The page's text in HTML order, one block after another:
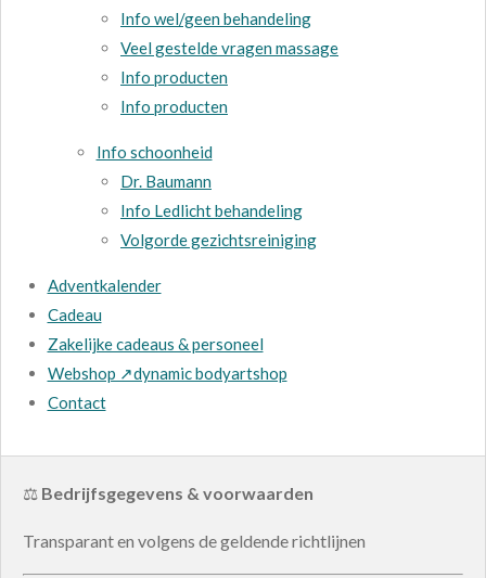
Info wel/geen behandeling
Veel gestelde vragen massage
Info producten
Info producten
Info schoonheid
Dr. Baumann
Info Ledlicht behandeling
Volgorde gezichtsreiniging
Adventkalender
Cadeau
Zakelijke cadeaus & personeel
Webshop ↗dynamic bodyartshop
Contact
⚖️ Bedrijfsgegevens & voorwaarden
Transparant en volgens de geldende richtlijnen